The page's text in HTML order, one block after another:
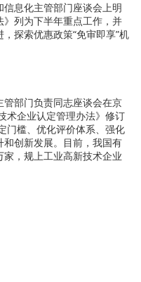
息化主管部门座谈会上明
列为下半年重点工作，并
探索优惠政策“免审即享”机
部门负责同志座谈会在京
术企业认定管理办法》修订
门槛、优化评价体系、强化
创新发展。目前，我国有
，规上工业高新技术企业